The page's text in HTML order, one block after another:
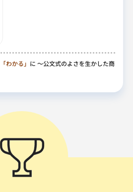
「わかる」 に ～公文式のよさを生かした商